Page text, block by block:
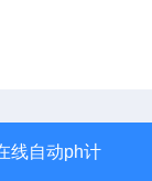
线自动ph计